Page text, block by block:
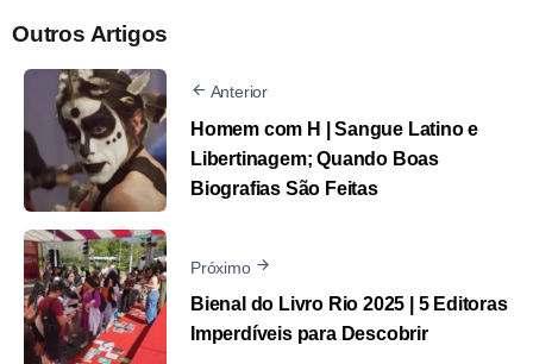
Outros Artigos
Anterior
Homem com H | Sangue Latino e
Libertinagem; Quando Boas
Biografias São Feitas
Próximo
Bienal do Livro Rio 2025 | 5 Editoras
Imperdíveis para Descobrir